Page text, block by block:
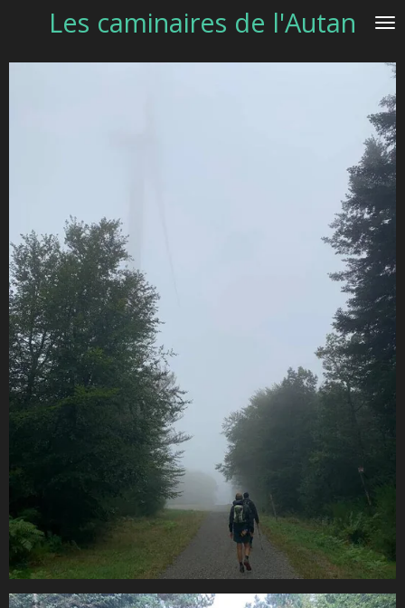
Passer
contenu
Les caminaires de l'Autan